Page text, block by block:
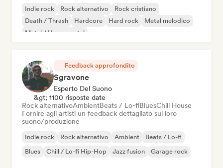
Indie rock Rock alternativo
Rock cristiano
Death / Thrash
Hardcore Hard rock
Metal melodico
Metal / Heavy metal
Feedback approfondito
Sgravone
Esperto Del Suono
&gt; 1100 risposte date
Rock alternativoAmbientBeats / Lo-fiBluesChill House
Fornire agli artisti un feedback dettagliato sul loro
suono/produzione
Indie rock Rock alternativo Ambient
Beats / Lo-fi
Blues
Chill / Lo-fi Hip-Hop Jazz fusion Garage rock